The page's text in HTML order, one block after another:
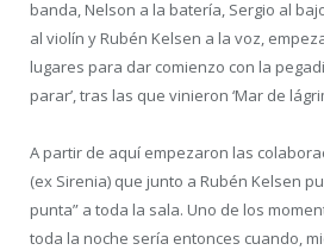
banda, Nelson a la batería, Sergio al
al violín y Rubén Kelsen a la voz,
lugares para dar comienzo con la
parar’, tras las que vinieron ‘Mar de
A partir de aquí empezaron las
(ex Sirenia) que junto a Rubén Kelsen
punta” a toda la sala. Uno de los
toda la noche sería entonces cuando,